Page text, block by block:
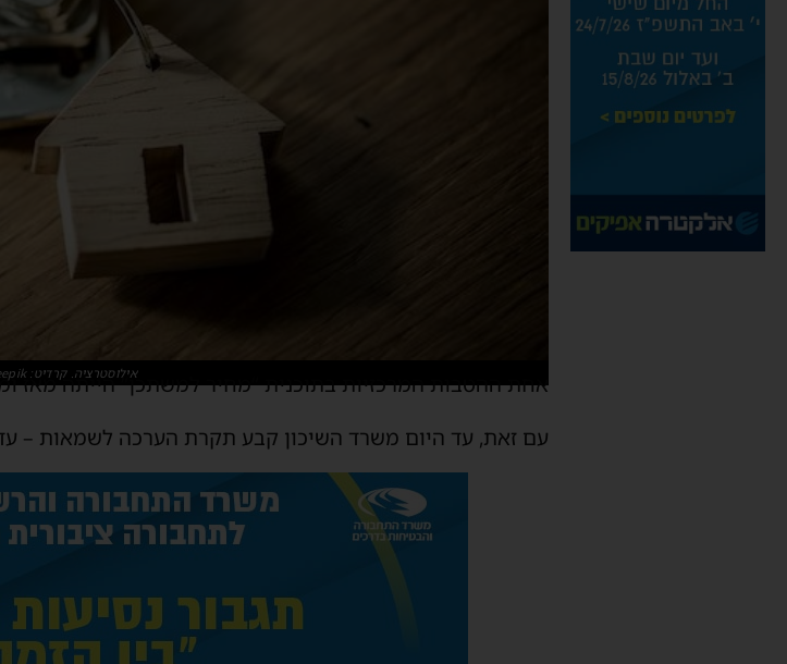
אילוסטרציה. קרדיט: freepik
אחת ההטבות המרכזיות בתוכנית “מחיר למשתכן” הייתה מאז
עם זאת, עד היום משרד השיכון קבע תקרת הערכה לשמאות – עד 1.8 מיליון ש"ח